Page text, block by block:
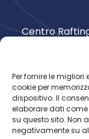
Per fornire le
cookie per
dispositivo. Il
elaborare dati
su questo sito. Non
negativamente su
Centro
+39
Seguici su